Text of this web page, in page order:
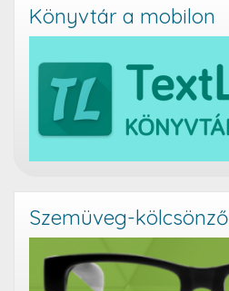
Könyvtár a mobilon
Szemüveg-kölcsönző